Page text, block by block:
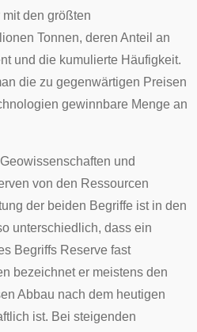
den größten
Tonnen, deren Anteil an
und die kumulierte Häufigkeit.
die zu gegenwärtigen Preisen
gewinnbare Menge an
und
von den Ressourcen
der beiden Begriffe ist in den
unterschiedlich, dass ein
Begriffs Reserve fast
bezeichnet er meistens den
Abbau nach dem heutigen
ist. Bei steigenden